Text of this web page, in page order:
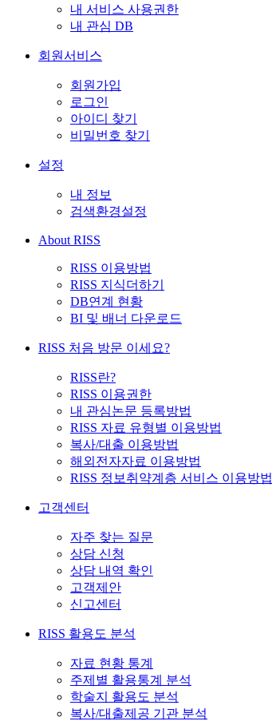
내 서비스 사용권한
내 관심 DB
회원서비스
회원가입
로그인
아이디 찾기
비밀번호 찾기
설정
내 정보
검색환경설정
About RISS
RISS 이용방법
RISS 지식더하기
DB연계 현황
BI 및 배너 다운로드
RISS 처음 방문 이세요?
RISS란?
RISS 이용권한
내 관심논문 등록방법
RISS 자료 유형별 이용방법
복사/대출 이용방법
해외전자자료 이용방법
RISS 정보취약계층 서비스 이용방법
고객센터
자주 찾는 질문
상담 신청
상담 내역 확인
고객제안
신고센터
RISS 활용도 분석
자료 현황 통계
주제별 활용통계 분석
학술지 활용도 분석
복사/대출제공 기관 분석